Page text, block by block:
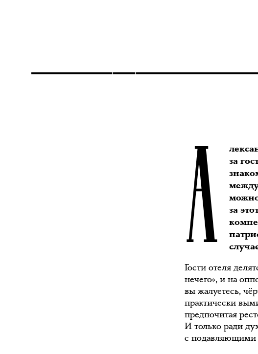
А
за
за
Гости отеля
нечего», и на
вы жалуетесь,
практически
предпочитая
И только ради
с подавляющими